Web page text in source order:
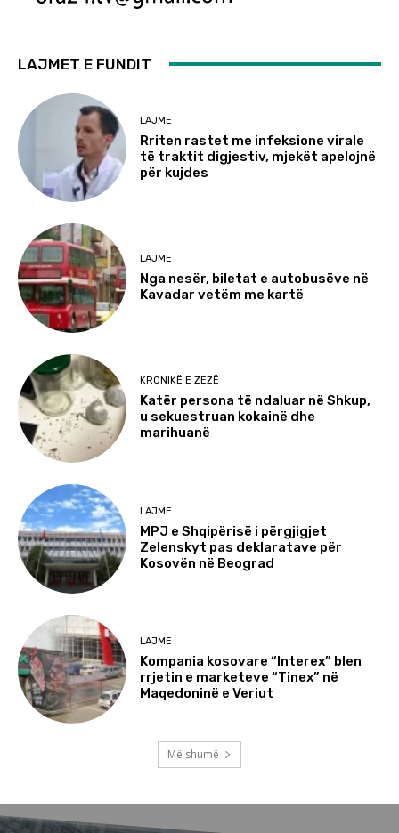
LAJMET E FUNDIT
LAJME
Rriten rastet me infeksione virale
të traktit digjestiv, mjekët apelojnë
për kujdes
LAJME
Nga nesër, biletat e autobusëve në
Kavadar vetëm me kartë
KRONIKË E ZEZË
Katër persona të ndaluar në Shkup,
u sekuestruan kokainë dhe
marihuanë
LAJME
MPJ e Shqipërisë i përgjigjet
Zelenskyt pas deklaratave për
Kosovën në Beograd
LAJME
Kompania kosovare “Interex” blen
rrjetin e marketeve “Tinex” në
Maqedoninë e Veriut
Më shumë